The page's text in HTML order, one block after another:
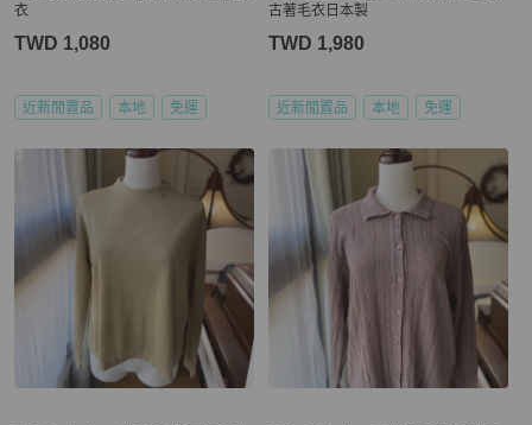
衣
TWD 1,080
近新閒置品 本地 免運
古著毛衣日本製
TWD 1,980
近新閒置品 本地 免運